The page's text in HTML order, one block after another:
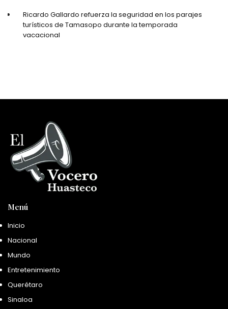
Ricardo Gallardo refuerza la seguridad en los parajes
turísticos de Tamasopo durante la temporada
vacacional
Menú
Inicio
Nacional
Mundo
Entretenimiento
Querétaro
Sinaloa